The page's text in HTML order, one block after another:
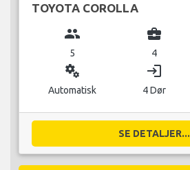
TOYOTA COROLLA
group
5
business_center
4
miscellaneous_services
Automatisk
login
4 Dør
SE DETALJER...